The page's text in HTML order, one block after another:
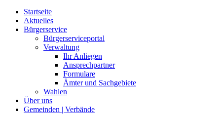
Startseite
Aktuelles
Bürgerservice
Bürgerserviceportal
Verwaltung
Ihr Anliegen
Ansprechpartner
Formulare
Ämter und Sachgebiete
Wahlen
Über uns
Gemeinden | Verbände